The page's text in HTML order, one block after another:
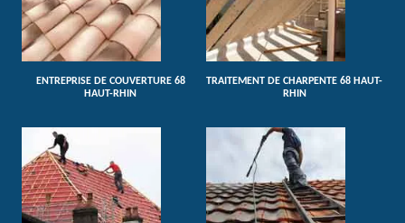
ENTREPRISE DE COUVERTURE 68
HAUT-RHIN
TRAITEMENT DE CHARPENTE 68 HAUT-
RHIN